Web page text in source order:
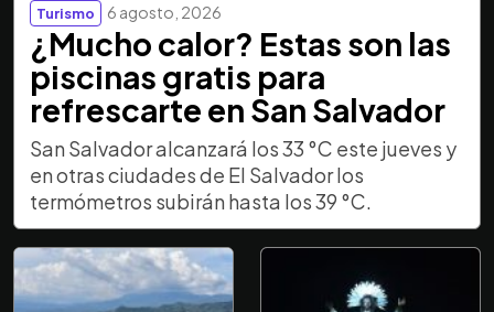
Turismo 6 agosto, 2026
¿Mucho calor? Estas son las
piscinas gratis para
refrescarte en San Salvador
San Salvador alcanzará los 33 °C este jueves y
en otras ciudades de El Salvador los
termómetros subirán hasta los 39 °C.